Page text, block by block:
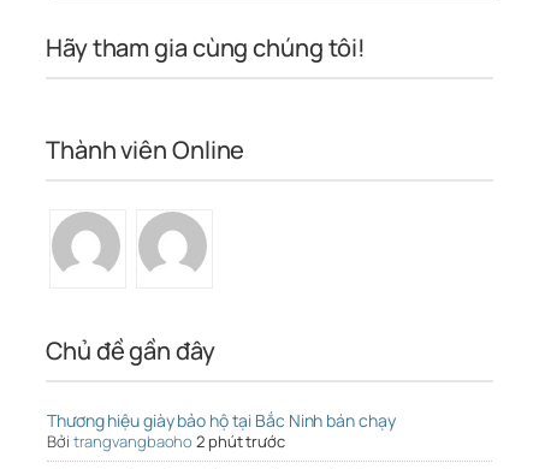
Hãy tham gia cùng chúng tôi!
Thành viên Online
Chủ đề gần đây
Thương hiệu giày bảo hộ tại Bắc Ninh bán chạy
Bởi trangvangbaoho 2 phút trước